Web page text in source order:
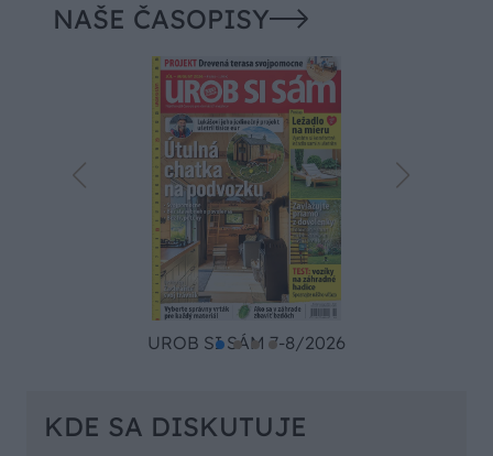
NAŠE ČASOPISY
UROB SI SÁM 7-8/2026
KDE SA DISKUTUJE